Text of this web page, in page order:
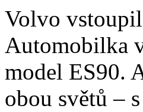
Volvo
Automobilka
model ES90.
obou světů –